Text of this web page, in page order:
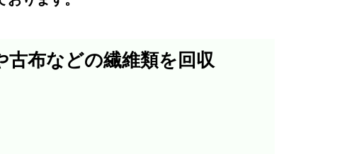
古布などの繊維類を回収